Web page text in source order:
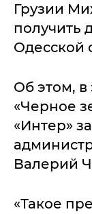
Грузии
получить
Одесской
Об этом,
«Черное
«Интер»
Валерий
«Такое